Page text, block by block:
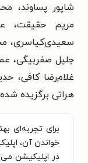
شاپور پساوند،
مریم حقیقت،
سعیدی‌کیاسری،
جلیل صفربیگی،
غلام‌رضا کافی،
هراتی برگزیده
برای تجربه‌ای
خواندن آن،
در اپلیکیشن